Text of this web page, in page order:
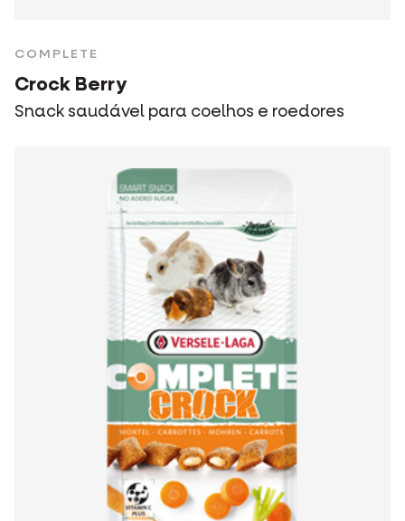
COMPLETE
Crock Berry
Snack saudável para coelhos e roedores